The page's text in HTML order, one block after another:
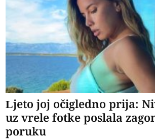
Ljeto joj očigledno prija:
uz vrele fotke poslala
poruku